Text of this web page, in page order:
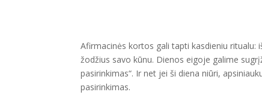
Afirmacinės kortos gali tapti kasdieniu
žodžius savo kūnu. Dienos eigoje galime
pasirinkimas“. Ir net jei ši diena niūri,
pasirinkimas.